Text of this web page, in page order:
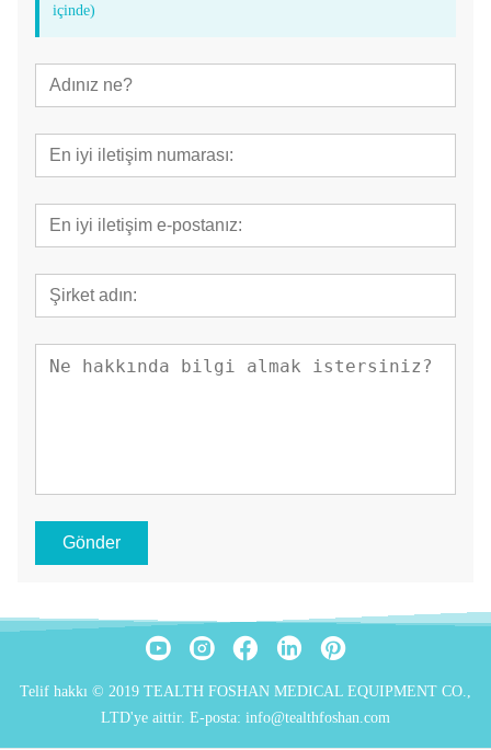
içinde)
Gönder
Telif hakkı © 2019 TEALTH FOSHAN MEDICAL EQUIPMENT CO.,
LTD'ye aittir. E-posta: info@tealthfoshan.com